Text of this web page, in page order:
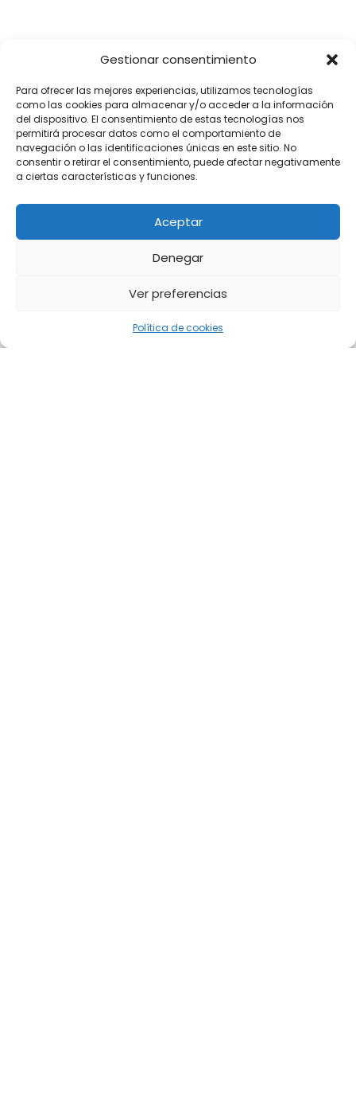
Gestionar consentimiento
Para ofrecer las mejores experiencias, utilizamos tecnologías
como las cookies para almacenar y/o acceder a la información
del dispositivo. El consentimiento de estas tecnologías nos
permitirá procesar datos como el comportamiento de
navegación o las identificaciones únicas en este sitio. No
consentir o retirar el consentimiento, puede afectar negativamente
a ciertas características y funciones.
Aceptar
Denegar
Ver preferencias
Política de cookies